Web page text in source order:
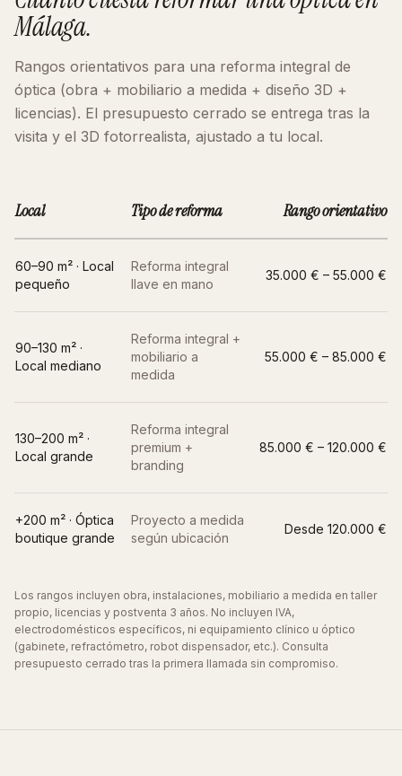
Málaga.
Rangos orientativos para una reforma integral de
óptica (obra + mobiliario a medida + diseño 3D +
licencias). El presupuesto cerrado se entrega tras la
visita y el 3D fotorrealista, ajustado a tu local.
Local Tipo de reforma Rango orientativo
60–90 m² · Local
pequeño
Reforma integral
llave en mano
35.000 € – 55.000 €
90–130 m² ·
Local mediano
Reforma integral +
mobiliario a
medida
55.000 € – 85.000 €
130–200 m² ·
Local grande
Reforma integral
premium +
branding
85.000 € – 120.000 €
+200 m² · Óptica
boutique grande
Proyecto a medida
según ubicación
Desde 120.000 €
Los rangos incluyen obra, instalaciones, mobiliario a medida en taller
propio, licencias y postventa 3 años. No incluyen IVA,
electrodomésticos específicos, ni equipamiento clínico u óptico
(gabinete, refractómetro, robot dispensador, etc.). Consulta
presupuesto cerrado tras la primera llamada sin compromiso.